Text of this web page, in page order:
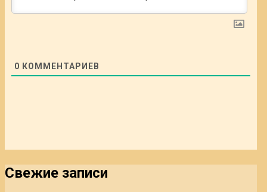
0 КОММЕНТАРИЕВ
Свежие записи